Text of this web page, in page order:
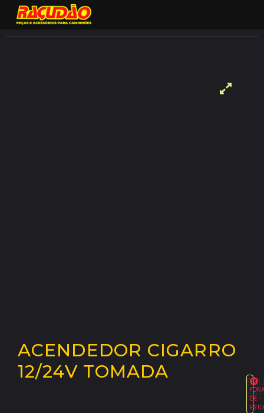
ACENDEDOR CIGARRO
12/24V TOMADA
971
DE